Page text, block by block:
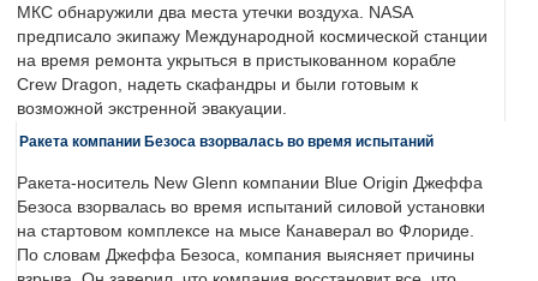
МКС обнаружили два места утечки воздуха. NASA
предписало экипажу Международной космической станции
на время ремонта укрыться в пристыкованном корабле
Crew Dragon, надеть скафандры и были готовым к
возможной экстренной эвакуации.
Ракета компании Безоса взорвалась во время испытаний
Ракета-носитель New Glenn компании Blue Origin Джеффа
Безоса взорвалась во время испытаний силовой установки
на стартовом комплексе на мысе Канаверал во Флориде.
По словам Джеффа Безоса, компания выясняет причины